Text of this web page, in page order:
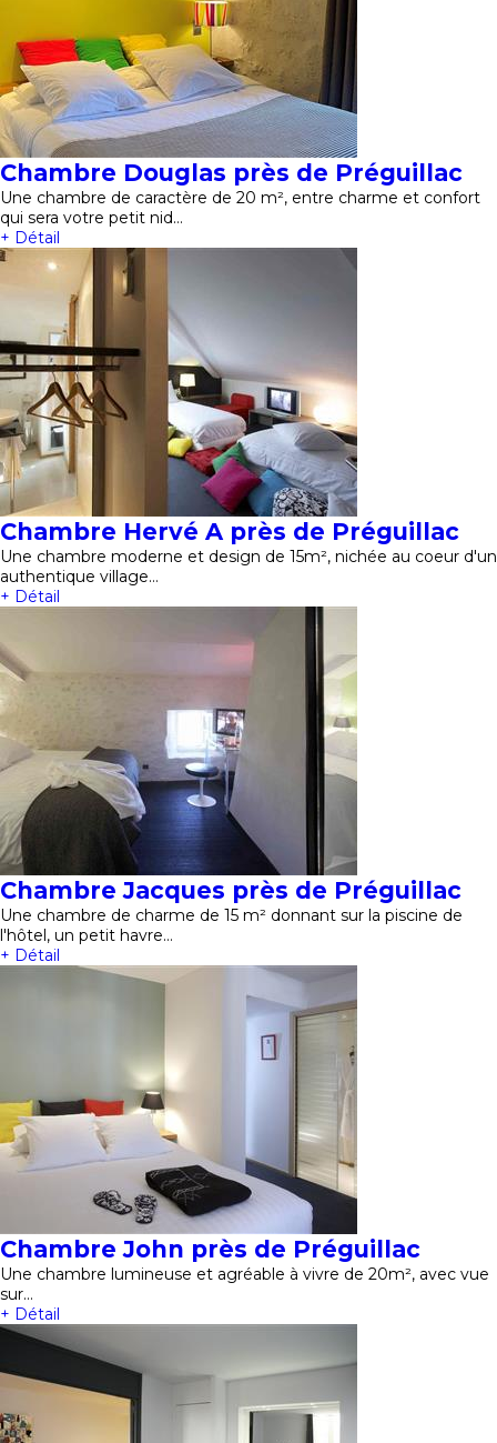
Chambre Douglas près de Préguillac
Une chambre de caractère de 20 m², entre charme et confort
qui sera votre petit nid…
+ Détail
Chambre Hervé A près de Préguillac
Une chambre moderne et design de 15m², nichée au coeur d'un
authentique village…
+ Détail
Chambre Jacques près de Préguillac
Une chambre de charme de 15 m² donnant sur la piscine de
l'hôtel, un petit havre…
+ Détail
Chambre John près de Préguillac
Une chambre lumineuse et agréable à vivre de 20m², avec vue
sur…
+ Détail